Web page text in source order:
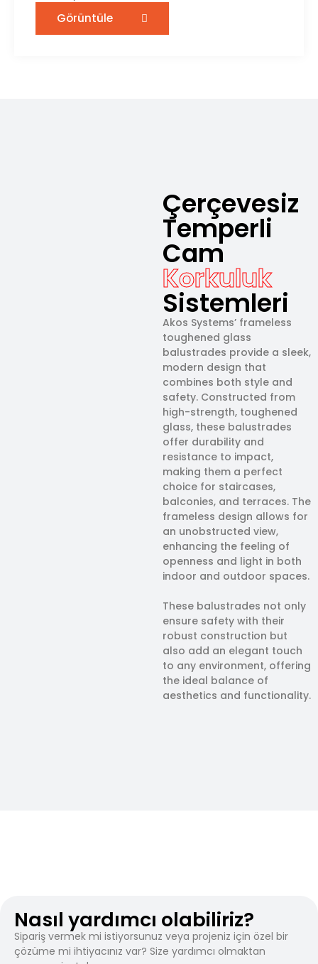
Görüntüle
Çerçevesiz
Temperli
Cam
Korkuluk
Sistemleri
Akos Systems’ frameless
toughened glass
balustrades provide a sleek,
modern design that
combines both style and
safety. Constructed from
high-strength, toughened
glass, these balustrades
offer durability and
resistance to impact,
making them a perfect
choice for staircases,
balconies, and terraces. The
frameless design allows for
an unobstructed view,
enhancing the feeling of
openness and light in both
indoor and outdoor spaces.
These balustrades not only
ensure safety with their
robust construction but
also add an elegant touch
to any environment, offering
the ideal balance of
aesthetics and functionality.
Nasıl yardımcı olabiliriz?
Sipariş vermek mi istiyorsunuz veya projeniz için özel bir
çözüme mi ihtiyacınız var? Size yardımcı olmaktan